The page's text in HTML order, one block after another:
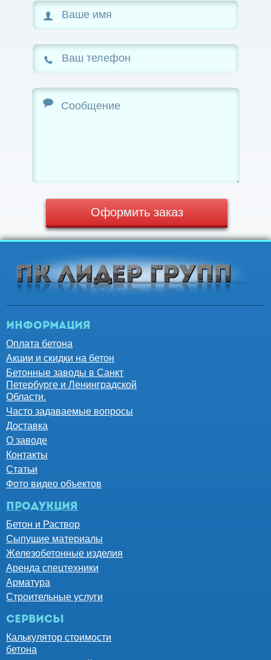
Оформить заказ
Информация
Оплата бетона
Акции и скидки на бетон
Бетонные заводы в Санкт
Петербурге и Ленинградской
Области.
Часто задаваемые вопросы
Доставка
О заводе
Контакты
Статьи
Фото видео объектов
Продукция
Бетон и Раствор
Сыпущие материалы
Железобетонные изделия
Аренда спецтехники
Арматура
Строительные услуги
Сервисы
Калькулятор стоимости
бетона